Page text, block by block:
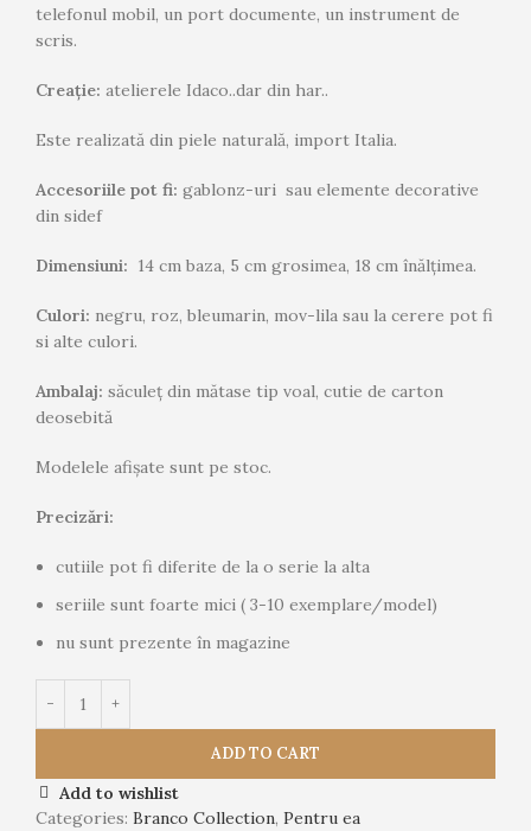
telefonul mobil, un port documente, un instrument de
scris.
Creație: atelierele Idaco..dar din har..
Este realizată din piele naturală, import Italia.
Accesoriile pot fi: gablonz-uri sau elemente decorative
din sidef
Dimensiuni: 14 cm baza, 5 cm grosimea, 18 cm înălțimea.
Culori: negru, roz, bleumarin, mov-lila sau la cerere pot fi
si alte culori.
Ambalaj: săculeț din mătase tip voal, cutie de carton
deosebită
Modelele afișate sunt pe stoc.
Precizări:
cutiile pot fi diferite de la o serie la alta
seriile sunt foarte mici ( 3-10 exemplare/model)
nu sunt prezente în magazine
ADD TO CART
Add to wishlist
Categories: Branco Collection, Pentru ea